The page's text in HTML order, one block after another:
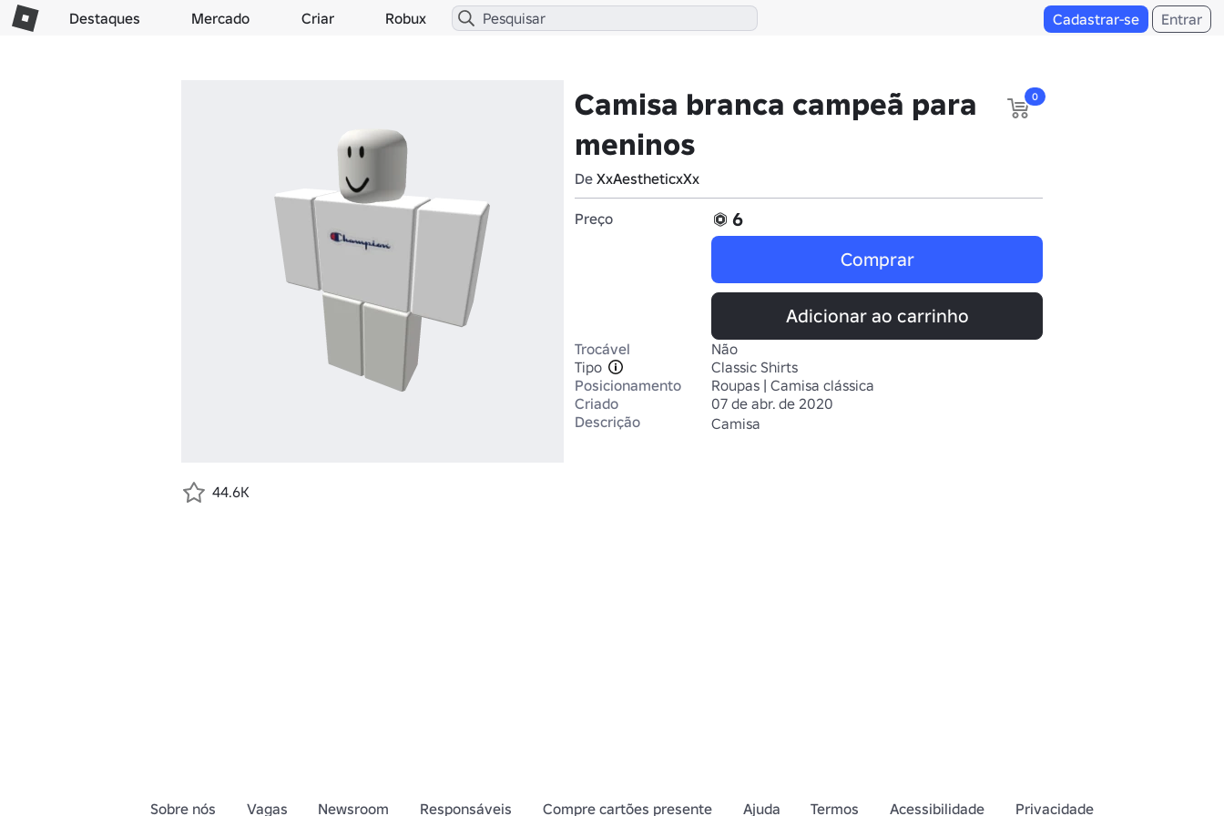
Destaques Mercado Criar Robux Cadastrar-se Entrar
Camisa branca campeã para
meninos
De XxAestheticxXx
0
Preço
6
Comprar
Adicionar ao carrinho
Trocável
Não
Tipo
Classic Shirts
Posicionamento
Roupas | Camisa clássica
Criado
07 de abr. de 2020
Descrição
Camisa
44.6K
Sobre nós Vagas Newsroom Responsáveis Compre cartões presente Ajuda Termos Acessibilidade Privacidade